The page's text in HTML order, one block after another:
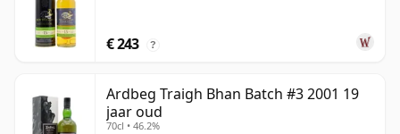
€ 243 ?
Ardbeg Traigh Bhan Batch #3 2001 19
jaar oud
70cl • 46.2%